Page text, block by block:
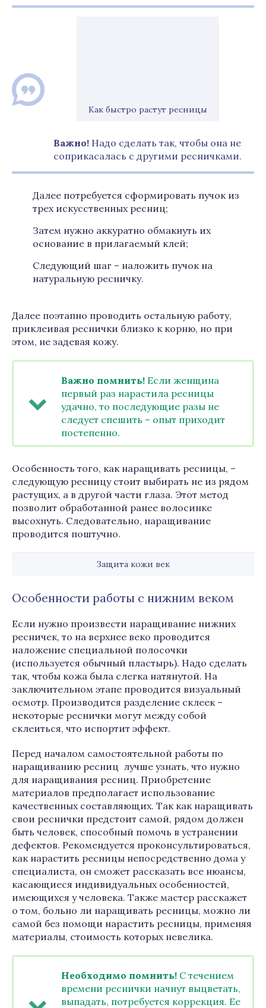
Как быстро растут ресницы
Важно! Надо сделать так, чтобы она не
соприкасалась с другими ресничками.
Далее потребуется сформировать пучок из
трех искусственных ресниц;
Затем нужно аккуратно обмакнуть их
основание в прилагаемый клей;
Следующий шаг – наложить пучок на
натуральную ресничку.
Далее поэтапно проводить остальную работу,
приклеивая реснички близко к корню, но при
этом, не задевая кожу.
Важно помнить! Если женщина
первый раз нарастила ресницы
удачно, то последующие разы не
следует спешить – опыт приходит
постепенно.
Особенность того, как наращивать ресницы, –
следующую ресницу стоит выбирать не из рядом
растущих, а в другой части глаза. Этот метод
позволит обработанной ранее волосинке
высохнуть. Следовательно, наращивание
проводится поштучно.
Защита кожи век
Особенности работы с нижним веком
Если нужно произвести наращивание нижних
ресничек, то на верхнее веко проводится
наложение специальной полосочки
(используется обычный пластырь). Надо сделать
так, чтобы кожа была слегка натянутой. На
заключительном этапе проводится визуальный
осмотр. Производится разделение склеек –
некоторые реснички могут между собой
склеиться, что испортит эффект.
Перед началом самостоятельной работы по
наращиванию ресниц лучше узнать, что нужно
для наращивания ресниц. Приобретение
материалов предполагает использование
качественных составляющих. Так как наращивать
свои реснички предстоит самой, рядом должен
быть человек, способный помочь в устранении
дефектов. Рекомендуется проконсультироваться,
как нарастить ресницы непосредственно дома у
специалиста, он сможет рассказать все нюансы,
касающиеся индивидуальных особенностей,
имеющихся у человека. Также мастер расскажет
о том, больно ли наращивать ресницы, можно ли
самой без помощи нарастить ресницы, применяя
материалы, стоимость которых невелика.
Необходимо помнить! С течением
времени реснички начнут выцветать,
выпадать, потребуется коррекция. Ее